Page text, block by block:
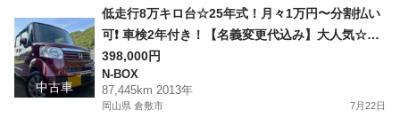
ミラ 走行距離
中古車
低走行8万キロ台☆25年式！月々1万円〜分割払い
可❗️ 車検2年付き！【名義変更代込み】大人気☆ホ
ンダ N-BOX☆Bluetoothナビ付き☆走行中DVD見
れます☆走行中DVD見れます☆スライドドア♪しか
も両側☆ドラレコ付き☆スマートキー☆フルオー
398,000円
N-BOX
87,445km 2013年
岡山県 倉敷市 7月22日